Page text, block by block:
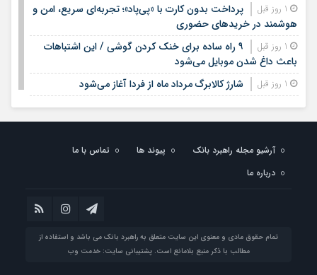
پرداخت بدون کارت با «پی‌پاد»؛ تجربه‌ای سریع، امن و
هوشمند در خریدهای حضوری
۹ راه ساده برای خنک کردن گوشی / این اشتباهات
باعث داغ شدن موبایل می‌شود
شارژ کالابرگ مرداد ماه از فردا آغاز می‌شود
1 روز قبل
لیست قیمت اجاره مسکن در شهرک غرب |
اجاره‌نشینی در این منطقه چقدر هزینه دارد؟ + جدول مردادماه
لیست قیمت خرید مسکن در تهرانسر/ قیمت خرید
هر متر آپارتمان در این منطقه چقدر است؟ + جدول
جدیدترین قیمت سکه، طلا امروز چهارشنبه چهاردهم
آرشیو مجله راهبرد بانک پیوند ها
تماس با ما
درباره ما
تمام حقوق مادی و معنوی این سایت متعلق به راهبرد بانک می باشد و استفاده از
مطالب با ذکر منبع بلامانع است. پشتیبانی سایت:خدمت وب